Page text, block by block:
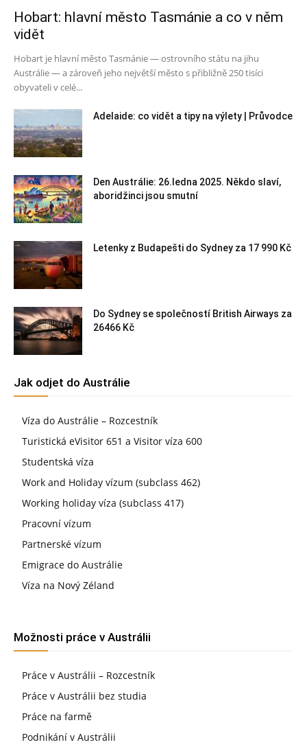
Hobart: hlavní město Tasmánie a co v něm
vidět
Hobart je hlavní město Tasmánie — ostrovního státu na jihu
Austrálie — a zároveň jeho největší město s přibližně 250 tisíci
obyvateli v celé...
Adelaide: co vidět a tipy na výlety | Průvodce
Den Austrálie: 26.ledna 2025. Někdo slaví,
aboridžinci jsou smutní
Letenky z Budapešti do Sydney za 17 990 Kč
Do Sydney se společností British Airways za
26466 Kč
Jak odjet do Austrálie
Víza do Austrálie – Rozcestník
Turistická eVisitor 651 a Visitor víza 600
Studentská víza
Work and Holiday vízum (subclass 462)
Working holiday víza (subclass 417)
Pracovní vízum
Partnerské vízum
Emigrace do Austrálie
Víza na Nový Zéland
Možnosti práce v Austrálii
Práce v Austrálii – Rozcestník
Práce v Austrálii bez studia
Práce na farmě
Podnikání v Austrálii